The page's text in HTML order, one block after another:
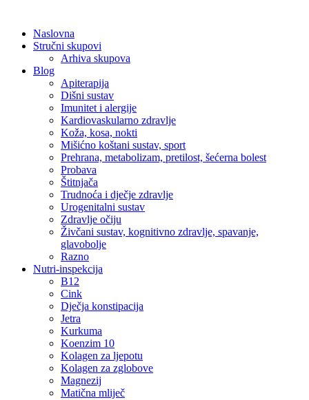
Naslovna
Stručni skupovi
Arhiva skupova
Blog
Apiterapija
Dišni sustav
Imunitet i alergije
Kardiovaskularno zdravlje
Koža, kosa, nokti
Mišićno koštani sustav, sport
Prehrana, metabolizam, pretilost, šećerna bolest
Probava
Štitnjača
Trudnoća i dječje zdravlje
Urogenitalni sustav
Zdravlje očiju
Živčani sustav, kognitivno zdravlje, spavanje,
glavobolje
Razno
Nutri-inspekcija
B12
Cink
Dječja konstipacija
Jetra
Kurkuma
Koenzim 10
Kolagen za ljepotu
Kolagen za zglobove
Magnezij
Matična mliječ